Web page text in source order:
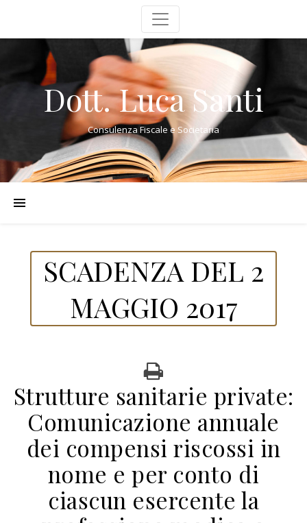
Dott. Luca Santi
Consulenza Fiscale e Societaria
SCADENZA DEL 2
MAGGIO 2017
Strutture sanitarie private:
Comunicazione annuale
dei compensi riscossi in
nome e per conto di
ciascun esercente la